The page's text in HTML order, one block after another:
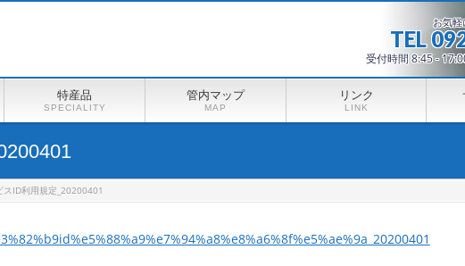
お気軽
TEL
受付時間 8:45 -
特産品
SPECIALITY
管内マップ
MAP
リンク
LINK
スID利用規定_20200401